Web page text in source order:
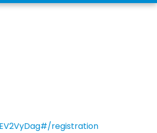
registration